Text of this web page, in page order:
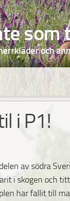
som
och
i P1!
av södra
i skogen och
har fallit till